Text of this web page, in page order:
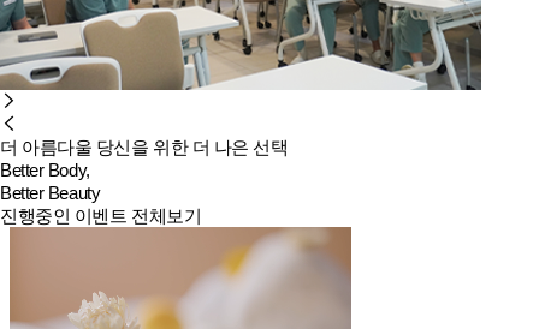
더 아름다울 당신을 위한 더 나은 선택
Better Body,
Better Beauty
진행중인 이벤트 전체보기